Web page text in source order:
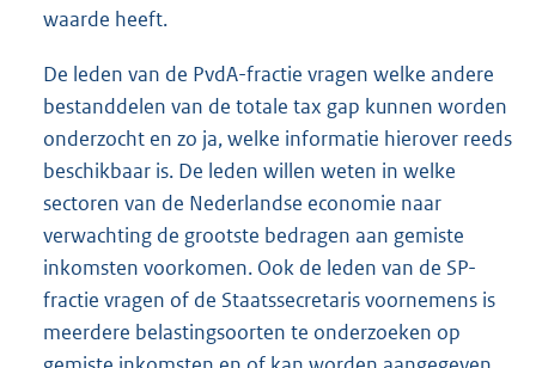
waarde heeft.
De leden van de PvdA-fractie vragen welke andere
bestanddelen van de totale tax gap kunnen worden
onderzocht en zo ja, welke informatie hierover reeds
beschikbaar is. De leden willen weten in welke
sectoren van de Nederlandse economie naar
verwachting de grootste bedragen aan gemiste
inkomsten voorkomen. Ook de leden van de SP-
fractie vragen of de Staatssecretaris voornemens is
meerdere belastingsoorten te onderzoeken op